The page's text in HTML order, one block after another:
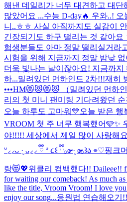
해낸 데일리가 너무 대견하고 대단
많았어요 ...수능 D-day🔥 우와..!
니..ㅎㅎ 사실 아직까지도 실감이
긴장되기도 하구 떨리는 것 같아요
험생분들도 아마 정말 떨리실거라
시험을 위해 지금까지 정말 밤낮
더욱 빛나는 날이잖아요! 지금까지
하...밀려있던 먼하인드 2차!!!재히
•••HM😻😻😻😻 （밀려있던 먼하
리의 첫 미니 팬미팅 기다려왔던
오늘 하루도 고마워💛 오늘 받은
VROOM 첫 주 너무 행복했어🩵✨
야!!!!! 세상에서 제일 많이 사랑해
ᐡ⸝⸝ᴗ ·̮ ᴗ⸝⸝ ྀི ᐡ ૮꒰ ྀི𓂂ɞ̴̶̷ ·̮ ɞ̴̶̷𓂂꒱ა ⌯♡핑크
랑😻💖위클리 컴백했다!! Daileee!!
for waiting our comeback! As much
like the title, Vroom Vroom! I love
enjoy our song...응원법 연습해오기